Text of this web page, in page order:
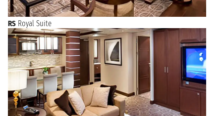
RS Royal Suite